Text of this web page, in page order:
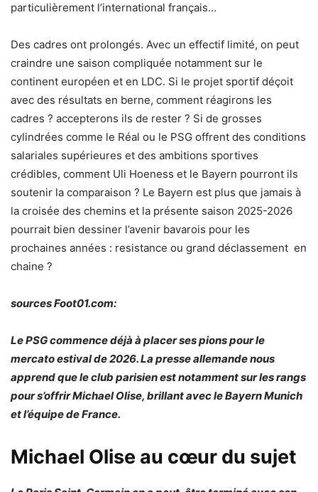
particulièrement l’international français…
Des cadres ont prolongés. Avec un effectif limité, on peut
craindre une saison compliquée notamment sur le
continent européen et en LDC. Si le projet sportif déçoit
avec des résultats en berne, comment réagirons les
cadres ? accepterons ils de rester ? Si de grosses
cylindrées comme le Réal ou le PSG offrent des conditions
salariales supérieures et des ambitions sportives
crédibles, comment Uli Hoeness et le Bayern pourront ils
soutenir la comparaison ? Le Bayern est plus que jamais à
la croisée des chemins et la présente saison 2025-2026
pourrait bien dessiner l’avenir bavarois pour les
prochaines années : resistance ou grand déclassement en
chaine ?
sources Foot01.com:
Le PSG commence déjà à placer ses pions pour le
mercato estival de 2026. La presse allemande nous
apprend que le club parisien est notamment sur les rangs
pour s’offrir Michael Olise, brillant avec le Bayern Munich
et l’équipe de France.
Michael Olise au cœur du sujet